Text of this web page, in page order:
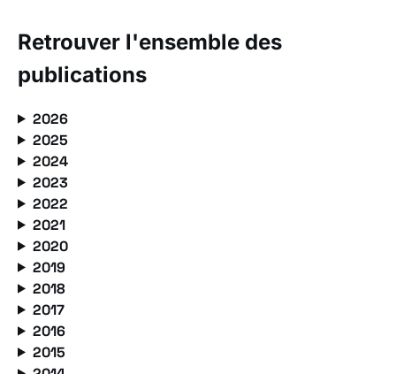
Retrouver l'ensemble des
publications
2026
2025
2024
2023
2022
2021
2020
2019
2018
2017
2016
2015